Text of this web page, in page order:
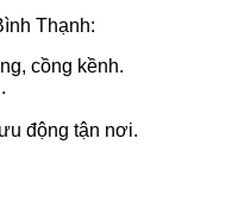
Thạnh:
cồng kềnh.
động tận nơi.